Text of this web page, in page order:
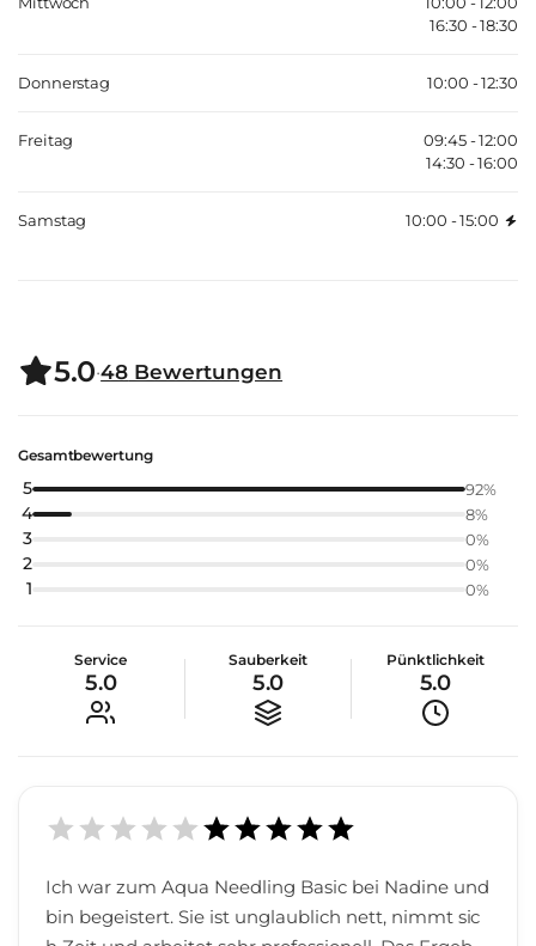
16:30 - 18:30
Donnerstag 10:00 - 12:30
Freitag
09:45 - 12:00
14:30 - 16:00
Samstag 10:00 - 15:00
5.0·48 Bewertungen
Gesamtbewertung
5 92%
4 8%
3 0%
2 0%
1 0%
Service
5.0
Sauberkeit
5.0
Pünktlichkeit
5.0
Ich war zum Aqua Needling Basic bei Nadine und
bin begeistert. Sie ist unglaublich nett, nimmt sic